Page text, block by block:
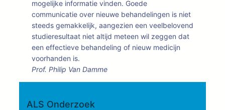
mogelijke informatie vinden. Goede
communicatie over nieuwe behandelingen is niet
steeds gemakkelijk, aangezien een veelbelovend
studieresultaat niet altijd meteen wil zeggen dat
een effectieve behandeling of nieuw medicijn
voorhanden is.
Prof. Philip Van Damme
ALS Onderzoek